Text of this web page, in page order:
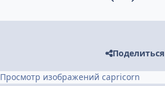
Поделиться
Просмотр изображений capricorn